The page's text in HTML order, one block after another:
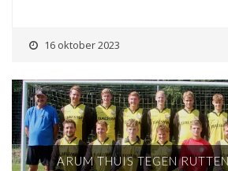
16 oktober 2023
ARUM THUIS TEGEN